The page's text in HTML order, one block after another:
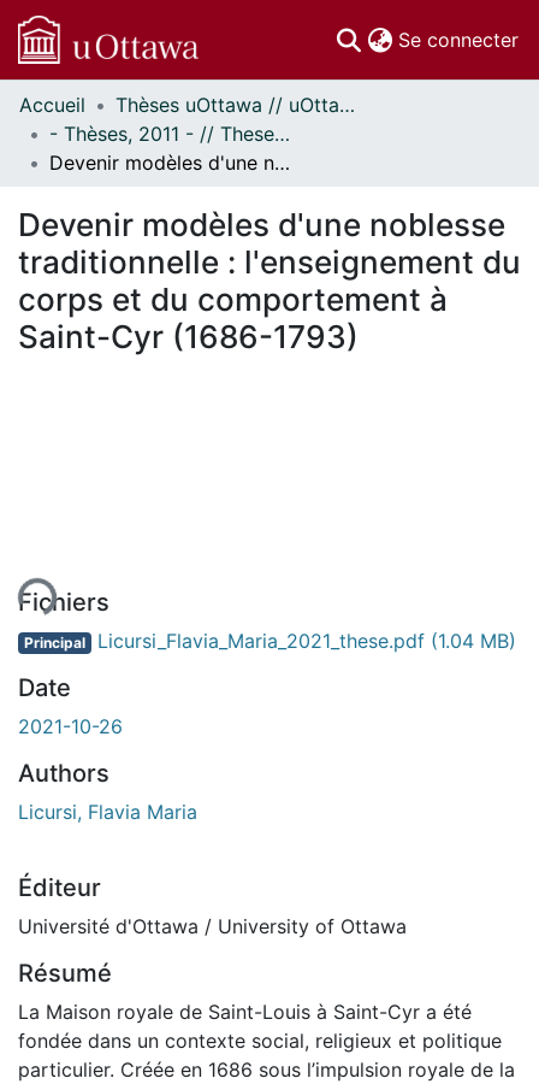
Se connecter
Communautés
et collections
Parcourir
À propos
Accueil
Thèses uOttawa // uOttawa Theses
- Thèses, 2011 - // Theses, 2011 -
Devenir modèles d'une noblesse traditionnelle : l'enseignement du corps et du comportement à Saint-Cyr (1686-1793)
Devenir modèles d'une noblesse
traditionnelle : l'enseignement du
corps et du comportement à
Saint-Cyr (1686-1793)
Fichiers
Principal Licursi_Flavia_Maria_2021_these.pdf (1.04 MB)
Date
2021-10-26
Authors
Licursi, Flavia Maria
Éditeur
Université d'Ottawa / University of Ottawa
Résumé
La Maison royale de Saint-Louis à Saint-Cyr a été
fondée dans un contexte social, religieux et politique
particulier. Créée en 1686 sous l’impulsion royale de la